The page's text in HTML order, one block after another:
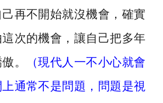
再不開始就沒機會，確實
次的機會，讓自己把多年
。
（現代人一不小心就會
通常不是問題，問題是視